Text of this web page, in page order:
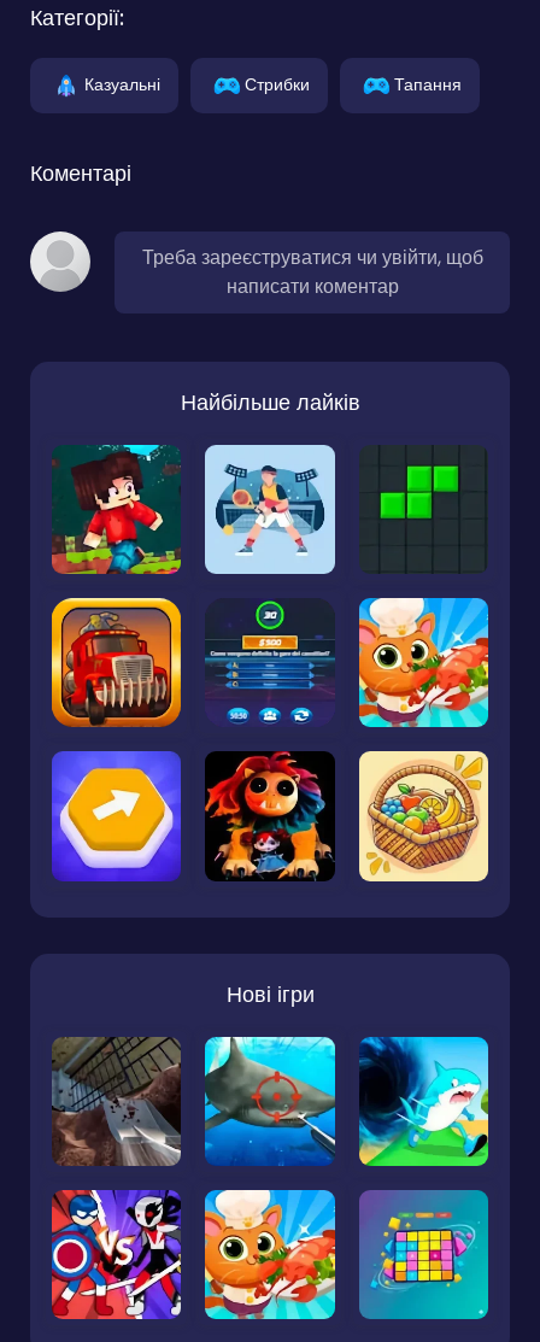
Категорії:
Казуальні Стрибки Тапання
Коментарі
Треба зареєструватися чи увійти, щоб
написати коментар
Найбільше лайків
Нові ігри